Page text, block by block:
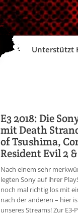
Skip
Unterstützt
E3 2018: Die
mit Death
of Tsushima,
Resident Evil 2
Nach einem sehr
legten Sony auf ihrer
noch mal richtig los mit
nach der anderen – hier
unseres Streams! Zur E3-